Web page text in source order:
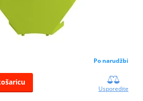
Po narudžbi
Usporedite